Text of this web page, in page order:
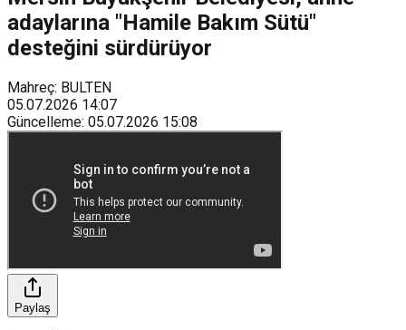
adaylarına "Hamile Bakım Sütü"
desteğini sürdürüyor
Mahreç: BULTEN
05.07.2026 14:07
Güncelleme: 05.07.2026 15:08
Paylaş